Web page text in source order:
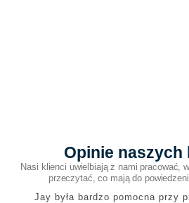
Opinie naszych
Nasi klienci uwielbiają z nami pracować,
przeczytać, co mają do
Jay była bardzo pomocna przy